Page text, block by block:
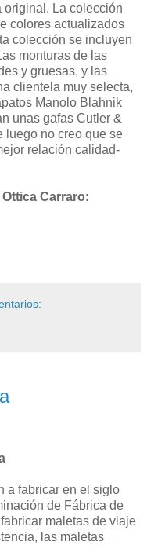
original. La colección
colores actualizados
colección se incluyen
monturas de las
y gruesas, y las
clientela muy selecta,
Manolo Blahnik
unas gafas Cutler &
luego no creo que se
relación calidad-
Ottica Carraro:
a fabricar en el siglo
de Fábrica de
maletas de viaje
las maletas